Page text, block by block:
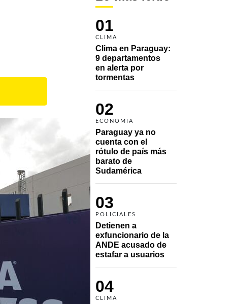
01
CLIMA
Clima en Paraguay:
9 departamentos
en alerta por
tormentas
02
ECONOMÍA
Paraguay ya no
cuenta con el
rótulo de país más
barato de
Sudamérica
03
POLICIALES
Detienen a
exfuncionario de la
ANDE acusado de
estafar a usuarios
04
CLIMA